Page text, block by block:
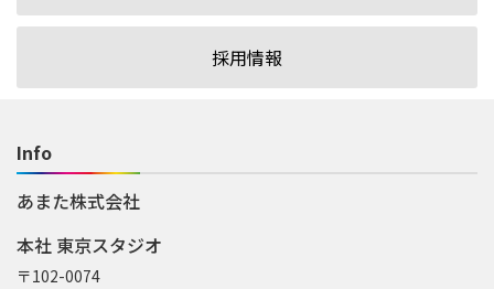
採用情報
Info
あまた株式会社
本社 東京スタジオ
〒102-0074